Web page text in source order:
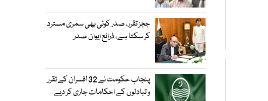
ججز تقرر، صدر کوئی بھی سمری مسترد
کر سکتا ہے، ذرائع ایوان صدر
پنجاب حکومت نے 32 افسران کے تقرر
و تبادلوں کے احکامات جاری کر دیے